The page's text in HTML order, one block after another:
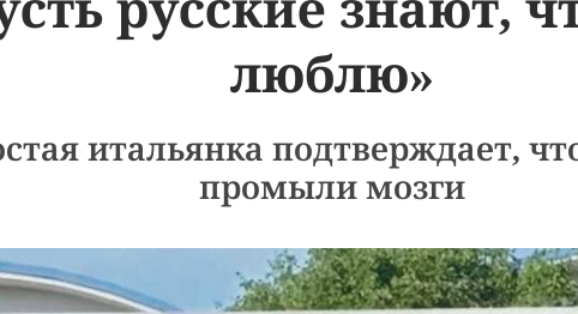
люблю»
итальянка подтверждает,
промыли мозги